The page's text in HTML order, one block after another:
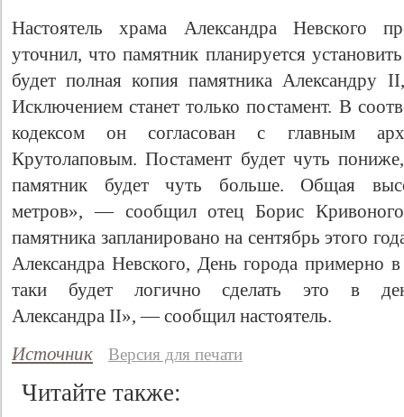
Настоятель храма Александра Невского
уточнил, что памятник планируется
будет полная копия памятника Александру
Исключением станет только постамент. В
кодексом он согласован с главным
Крутолаповым. Постамент будет чуть
памятник будет чуть больше. Общая
метров», — сообщил отец Борис
памятника запланировано на сентябрь этого
Александра Невского, День города примерно
таки будет логично сделать это в
Александра II», — сообщил настоятель.
Источник
Версия для печати
Читайте также: